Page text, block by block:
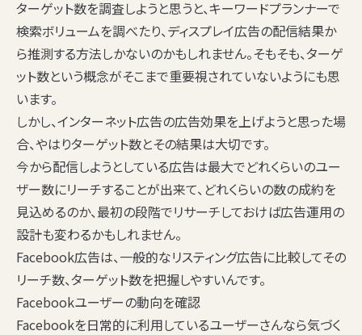
ターゲット数を調査しようと思うと、キーワードプランナーで
検索ボリュームを調べたり、ディスプレイ広告の配信結果か
ら推測する方法しかないのかもしれません。そもそも、ターゲ
ット数という概念がそこまで重要視されていないようにも思
います。
しかし、インターネット広告の広告効果を上げようと思った場
合、やはりターゲット数とその結果は大切です。
今から配信しようとしている広告は最大でどれくらいのユー
ザー数にリーチすることが出来て、どれくらいの数の成約を
見込めるのか、最初の段階でリサーチしておけば広告運用の
設計も変わるかもしれません。
Facebook広告は、一般的なリスティング広告に比較してその
リーチ数、ターゲット数を把握しやすいんです。
Facebookユーザーの動向を確認
Facebookを日常的に利用しているユーザーさんなら気づく